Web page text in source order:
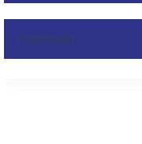
Activiteiten